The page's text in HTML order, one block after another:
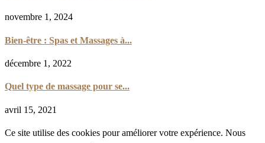
novembre 1, 2024
Bien-être : Spas et Massages à...
décembre 1, 2022
Quel type de massage pour se...
avril 15, 2021
Ce site utilise des cookies pour améliorer votre expérience. Nous